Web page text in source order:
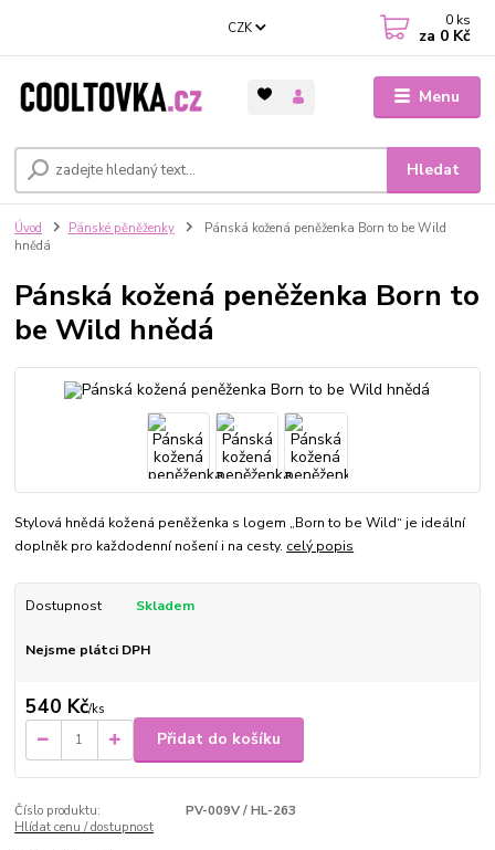
Menu
CZK
Hledat
0 ks
za 0 Kč
Úvod Pánské pěněženky
Pánská kožená peněženka Born to be Wild
hnědá
Pánská kožená peněženka Born to
be Wild hnědá
Stylová hnědá kožená peněženka s logem „Born to be Wild“ je ideální
doplněk pro každodenní nošení i na cesty. celý popis
Dostupnost Skladem
Nejsme plátci DPH
540 Kč/ks
Přidat do košíku
Číslo produktu:
PV-009V / HL-263
Hlídat cenu / dostupnost